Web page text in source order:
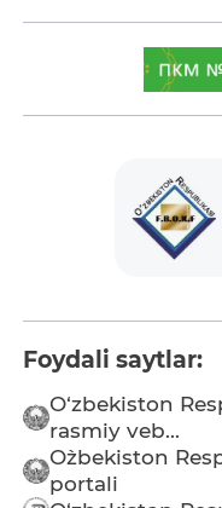
Foydali saytlar:
O‘zbekiston
rasmiy veb...
O`zbekiston
portali